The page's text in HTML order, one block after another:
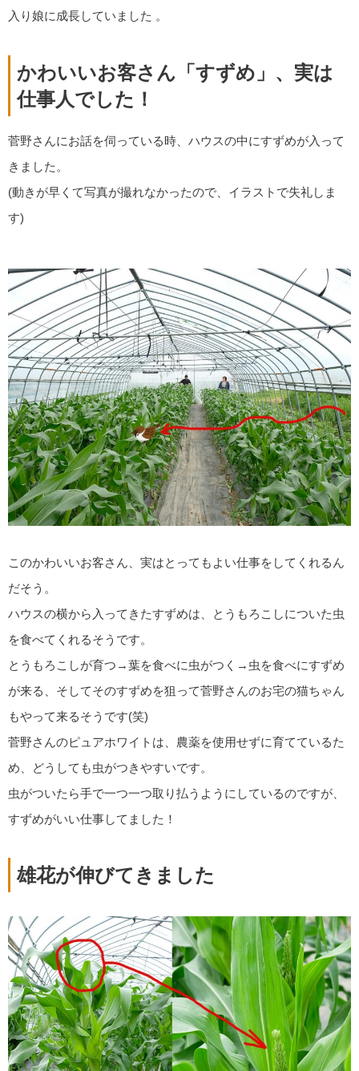
入り娘に成長していました 。
かわいいお客さん「すずめ」、実は
仕事人でした！
菅野さんにお話を伺っている時、ハウスの中にすずめが入って
きました。
(動きが早くて写真が撮れなかったので、イラストで失礼しま
す)
このかわいいお客さん、実はとってもよい仕事をしてくれるん
だそう。
ハウスの横から入ってきたすずめは、とうもろこしについた虫
を食べてくれるそうです。
とうもろこしが育つ→葉を食べに虫がつく→虫を食べにすずめ
が来る、そしてそのすずめを狙って菅野さんのお宅の猫ちゃん
もやって来るそうです(笑)
菅野さんのピュアホワイトは、農薬を使用せずに育てているた
め、どうしても虫がつきやすいです。
虫がついたら手で一つ一つ取り払うようにしているのですが、
すずめがいい仕事してました！
雄花が伸びてきました